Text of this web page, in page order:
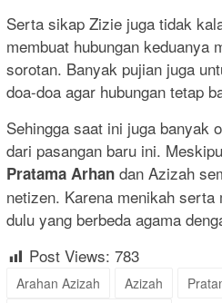
Serta sikap Zizie juga tidak
membuat hubungan keduanya
sorotan. Banyak pujian juga
doa-doa agar hubungan tetap
Sehingga saat ini juga banyak
dari pasangan baru ini.
Pratama Arhan dan Azizah
netizen. Karena menikah
dulu yang berbeda agama
Post Views: 783
Arahan Azizah Azizah